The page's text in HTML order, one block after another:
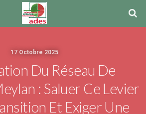
17 Octobre 2025
Du Réseau De
: Saluer Ce Levier
Et Exiger Une